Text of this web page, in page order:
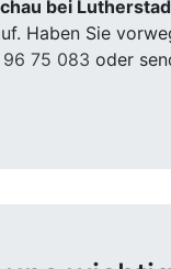
bei
Haben Sie
96 75 083 oder